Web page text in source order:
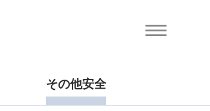
その他安全